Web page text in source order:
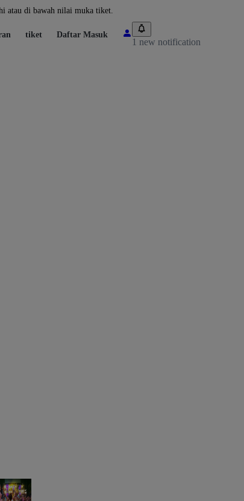
atau di bawah nilai muka tiket.
tiket Daftar Masuk
1 new notification